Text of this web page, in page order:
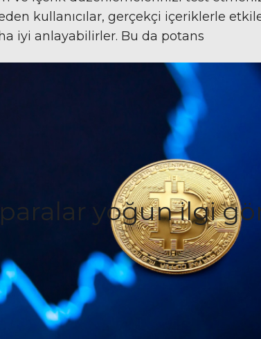
kullanıcılar, gerçekçi içeriklerle
iyi anlayabilirler. Bu da potans
yoğun ilgi